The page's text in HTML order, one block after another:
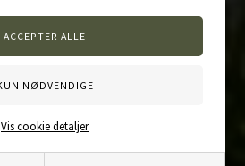
Vis cookie detaljer